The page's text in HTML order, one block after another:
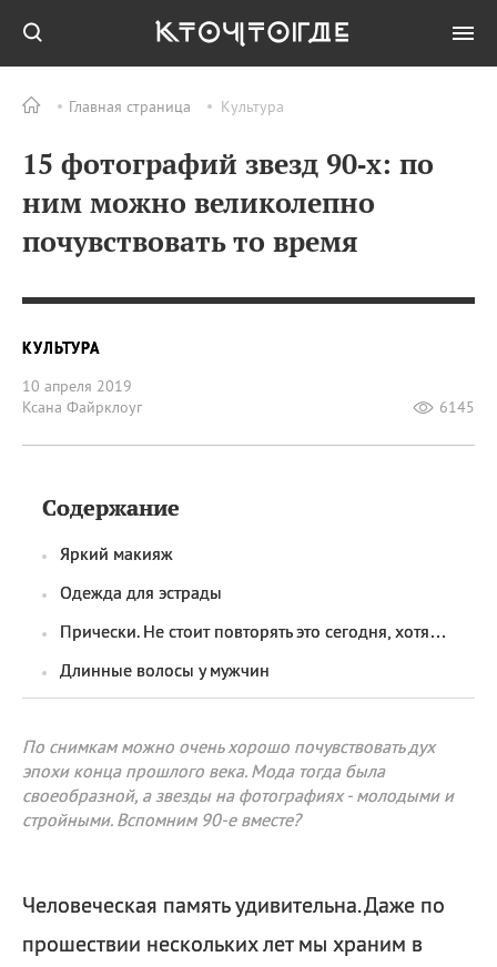
Главная страница Культура
15 фотографий звезд 90‑х: по
ним можно великолепно
почувствовать то время
КУЛЬТУРА
10 апреля 2019
Ксана Файрклоуг
6145
Содержание
Яркий макияж
Одежда для эстрады
Прически. Не стоит повторять это сегодня, хотя…
Длинные волосы у мужчин
По снимкам можно очень хорошо почувствовать дух
эпохи конца прошлого века. Мода тогда была
своеобразной, а звезды на фотографиях - молодыми и
стройными. Вспомним 90-е вместе?
Человеческая память удивительна. Даже по
прошествии нескольких лет мы храним в